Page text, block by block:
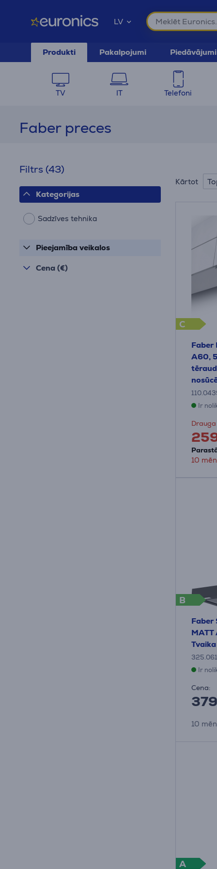
LV
Produkti Pakalpojumi Piedāvājumi
TV IT Telefoni
Faber preces
Filtrs (43)
Kategorijas
Sadzīves tehnika
Pieejamība veikalos
Cena (€)
Kārtot
C
Faber
A60,
Ir
10
B
Faber
MATT
Ir
Cena:
379
10
A